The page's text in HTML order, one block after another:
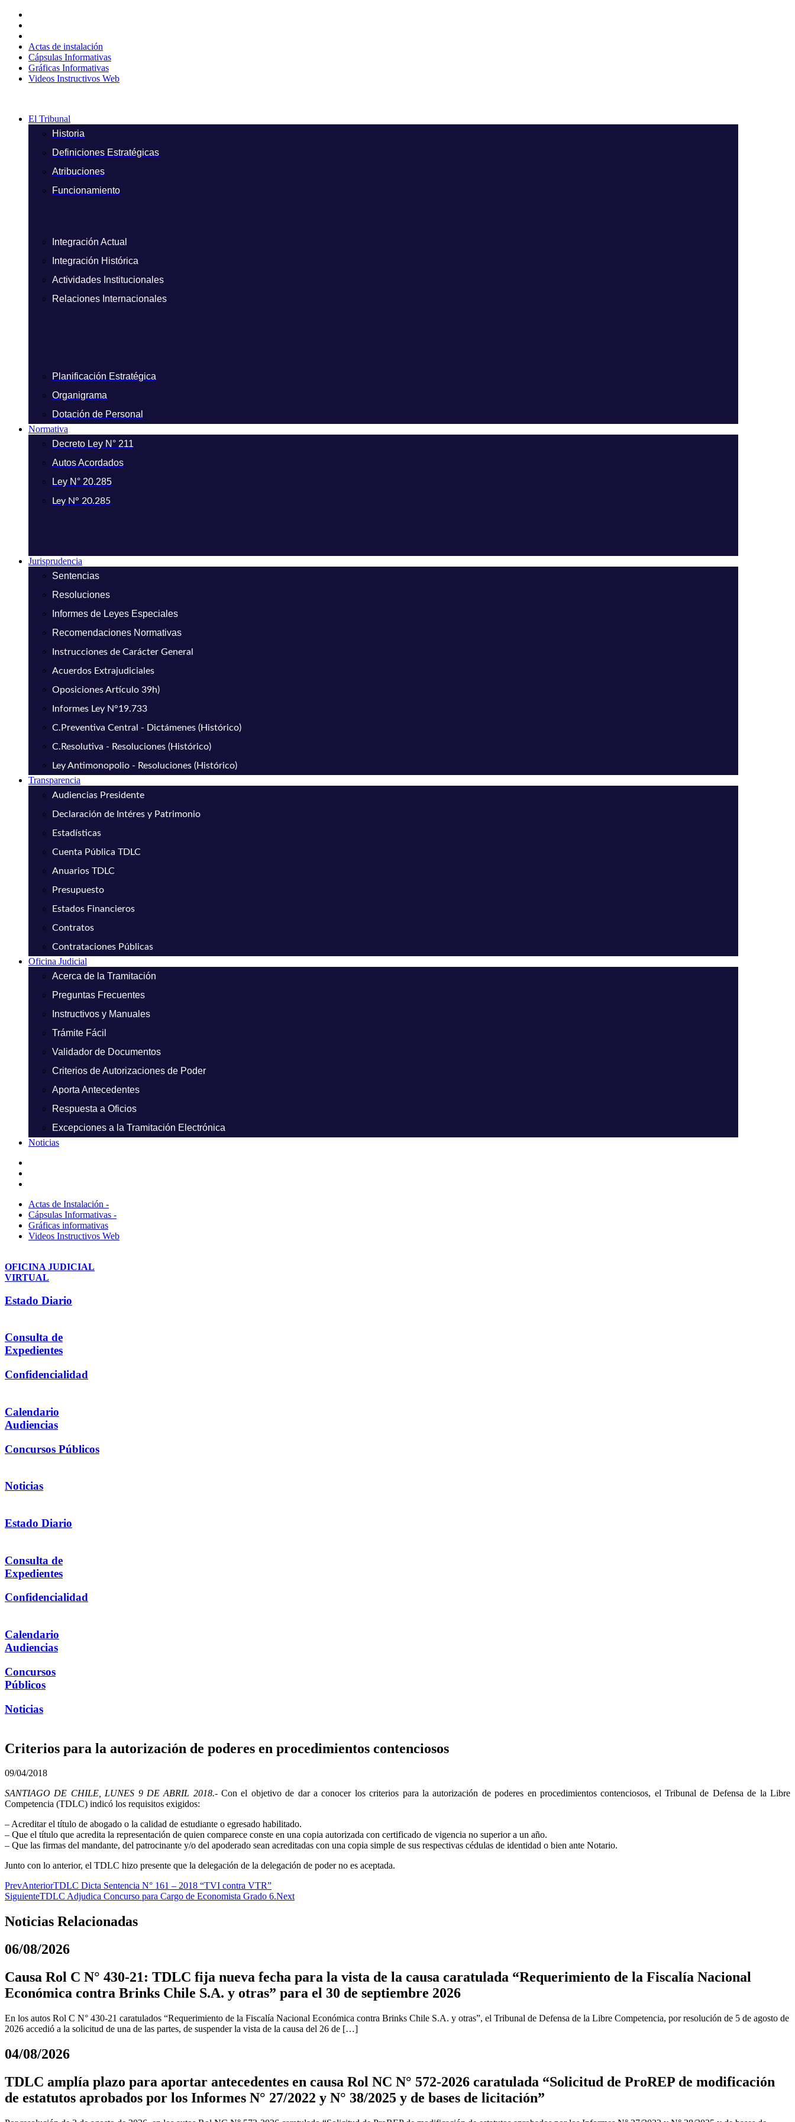
contenido
Actas de instalación
Cápsulas Informativas
Gráficas Informativas
Videos Instructivos Web
El Tribunal
Historia
Definiciones Estratégicas
Atribuciones
Funcionamiento
Integración Actual
Integración Histórica
Actividades Institucionales
Relaciones Internacionales
Planificación Estratégica
Organigrama
Dotación de Personal
Normativa
Decreto Ley N° 211
Autos Acordados
Ley N° 20.285
Ley N° 20.285
Jurisprudencia
Sentencias
Resoluciones
Informes de Leyes Especiales
Recomendaciones Normativas
Instrucciones de Carácter General
Acuerdos Extrajudiciales
Oposiciones Artículo 39h)
Informes Ley N°19.733
C.Preventiva Central - Dictámenes (Histórico)
C.Resolutiva - Resoluciones (Histórico)
Ley Antimonopolio - Resoluciones (Histórico)
Transparencia
Audiencias Presidente
Declaración de Intéres y Patrimonio
Estadísticas
Cuenta Pública TDLC
Anuarios TDLC
Presupuesto
Estados Financieros
Contratos
Contrataciones Públicas
Oficina Judicial
Acerca de la Tramitación
Preguntas Frecuentes
Instructivos y Manuales
Trámite Fácil
Validador de Documentos
Criterios de Autorizaciones de Poder
Aporta Antecedentes
Respuesta a Oficios
Excepciones a la Tramitación Electrónica
Noticias
Actas de Instalación -
Cápsulas Informativas -
Gráficas informativas
Videos Instructivos Web
OFICINA JUDICIAL
VIRTUAL
Estado Diario
Consulta de
Expedientes
Confidencialidad
Calendario
Audiencias
Concursos Públicos
Noticias
Estado Diario
Consulta de
Expedientes
Confidencialidad
Calendario
Audiencias
Concursos
Públicos
Noticias
Criterios para la autorización de poderes en procedimientos contenciosos
09/04/2018
SANTIAGO DE CHILE, LUNES 9 DE ABRIL 2018.-Con el objetivo de dar a conocer los criterios para la autorización de poderes en procedimientos contenciosos, el Tribunal de Defensa de la Libre
Competencia (TDLC) indicó los requisitos exigidos:
– Acreditar el título de abogado o la calidad de estudiante o egresado habilitado.
– Que el título que acredita la representación de quien comparece conste en una copia autorizada con certificado de vigencia no superior a un año.
– Que las firmas del mandante, del patrocinante y/o del apoderado sean acreditadas con una copia simple de sus respectivas cédulas de identidad o bien ante Notario.
Junto con lo anterior, el TDLC hizo presente que la delegación de la delegación de poder no es aceptada.
PrevAnteriorTDLC Dicta Sentencia N° 161 – 2018 “TVI contra VTR”
SiguienteTDLC Adjudica Concurso para Cargo de Economista Grado 6.Next
Noticias Relacionadas
06/08/2026
Causa Rol C N° 430-21: TDLC fija nueva fecha para la vista de la causa caratulada “Requerimiento de la Fiscalía Nacional
Económica contra Brinks Chile S.A. y otras” para el 30 de septiembre 2026
En los autos Rol C N° 430-21 caratulados “Requerimiento de la Fiscalía Nacional Económica contra Brinks Chile S.A. y otras”, el Tribunal de Defensa de la Libre Competencia, por resolución de 5 de agosto de
2026 accedió a la solicitud de una de las partes, de suspender la vista de la causa del 26 de […]
04/08/2026
TDLC amplía plazo para aportar antecedentes en causa Rol NC N° 572-2026 caratulada “Solicitud de ProREP de modificación
de estatutos aprobados por los Informes N° 27/2022 y N° 38/2025 y de bases de licitación”